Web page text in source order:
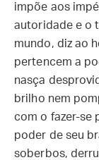
impõe aos
autoridade e o
mundo, diz ao
pertencem a
nasça
brilho nem
com o fazer-se
poder de seu
soberbos,